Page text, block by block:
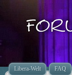
Libera-Welt FAQ